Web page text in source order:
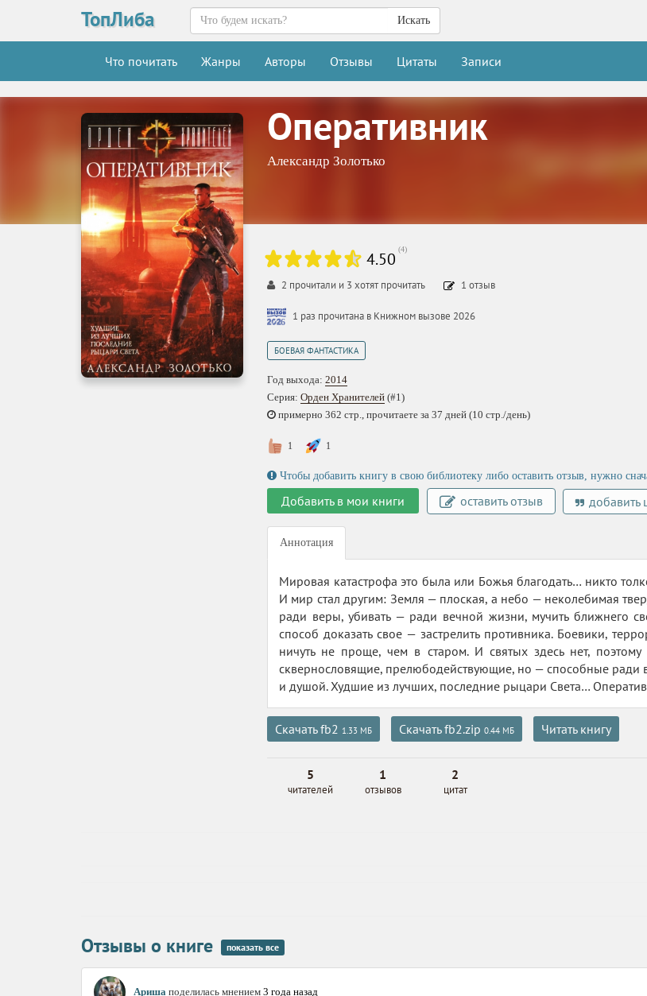
ТопЛиба Искать
Что почитать Жанры Авторы Отзывы Цитаты Записи
Оперативник
Александр Золотько
4.50 (4)
2 прочитали и 3 хотят прочитать 1 отзыв
1 раз прочитана в Книжном вызове 2026
БОЕВАЯ ФАНТАСТИКА
Год выхода: 2014
Серия: Орден Хранителей (#1)
примерно 362 стр., прочитаете за 37 дней (10 стр./день)
1 1
Чтобы добавить книгу в свою библиотеку либо оставить отзыв, нужно
Добавить в мои книги оставить отзыв добавить
Аннотация
Мировая катастрофа это была или Божья благодать… никто
И мир стал другим: Земля — плоская, а небо — неколебимая
ради веры, убивать — ради вечной жизни, мучить ближнего
способ доказать свое — застрелить противника. Боевики,
ничуть не проще, чем в старом. И святых здесь нет,
сквернословящие, прелюбодействующие, но — способные ради
и душой. Худшие из лучших, последние рыцари Света…
Скачать fb2 1.33 МБ Скачать fb2.zip 0.44 МБ Читать книгу
5
читателей
1
отзывов
2
цитат
Отзывы о книге показать все
Ариша поделилась мнением 3 года назад